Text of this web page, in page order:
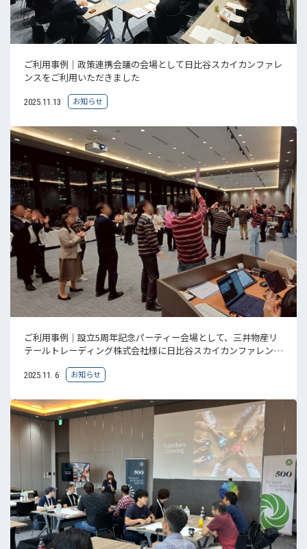
ご利用事例｜政策連携会議の会場として日比谷スカイカンファレ
ンスをご利用いただきました
2025.11.13 お知らせ
ご利用事例｜設立5周年記念パーティー会場として、三井物産リ
テールトレーディング株式会社様に日比谷スカイカンファレンス
2025.11. 6 お知らせ